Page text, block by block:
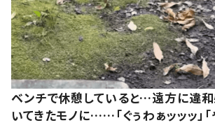
ベンチで休憩していると…遠方に違和
いてきたモノに……「ぐぅわぁッッッ」